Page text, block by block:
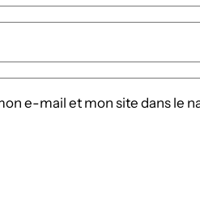
e-mail et mon site dans le